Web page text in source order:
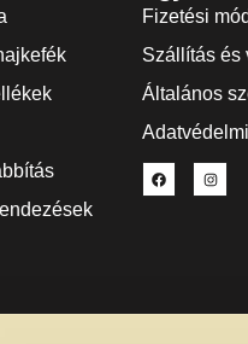
Fizetési
Szállítás és
Általános